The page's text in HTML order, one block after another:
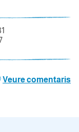
Veure comentaris